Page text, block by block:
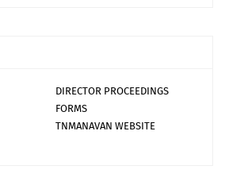
DIRECTOR PROCEEDINGS
FORMS
TNMANAVAN WEBSITE